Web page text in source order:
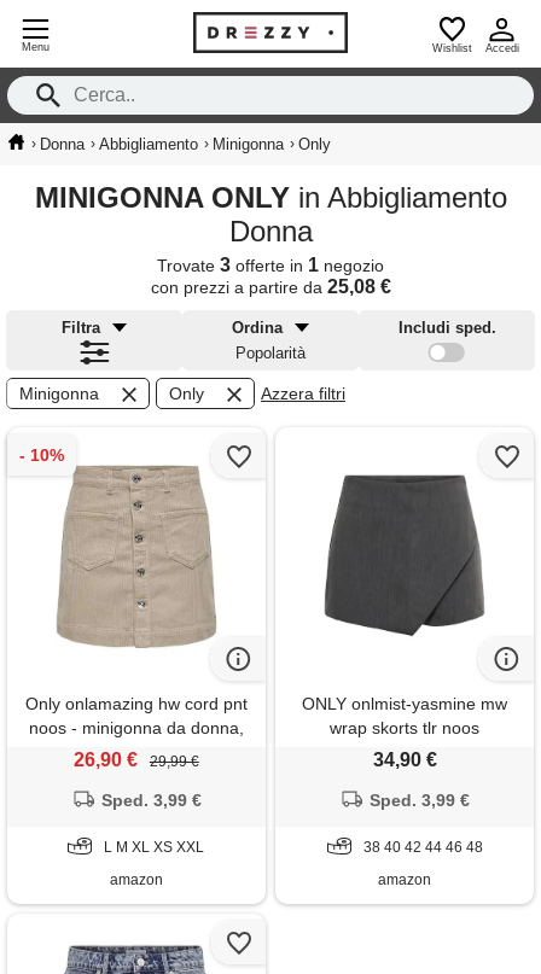
Menu Wishlist Accedi
› Donna › Abbigliamento › Minigonna › Only
MINIGONNA ONLY in Abbigliamento
Donna
Trovate 3 offerte in 1 negozio
con prezzi a partire da 25,08 €
Filtra
Ordina
Popolarità
Includi sped.
Minigonna Only Azzera filtri
Only onlamazing hw cord pnt
noos - minigonna da donna,
goat, xs
26,90 € 29,99 €
Sped. 3,99 €
L M XL XS XXL
amazon
ONLY onlmist-yasmine mw
wrap skorts tlr noos
minigonna, grigio scuro
34,90 €
Sped. 3,99 €
38 40 42 44 46 48
amazon